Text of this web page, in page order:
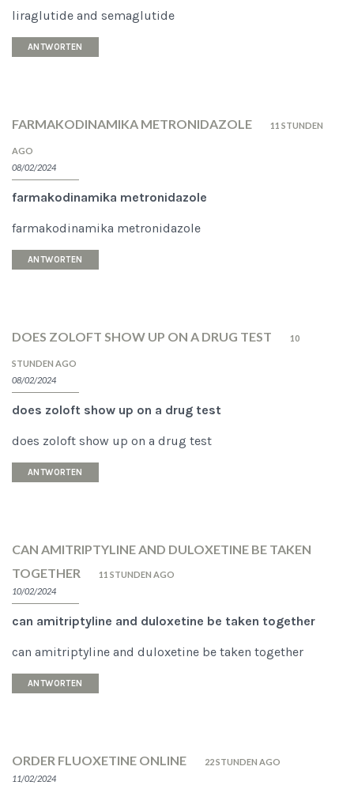
liraglutide and semaglutide
ANTWORTEN
FARMAKODINAMIKA METRONIDAZOLE 11 STUNDEN
AGO
08/02/2024
farmakodinamika metronidazole
farmakodinamika metronidazole
ANTWORTEN
DOES ZOLOFT SHOW UP ON A DRUG TEST 10
STUNDEN AGO
08/02/2024
does zoloft show up on a drug test
does zoloft show up on a drug test
ANTWORTEN
CAN AMITRIPTYLINE AND DULOXETINE BE TAKEN
TOGETHER
11 STUNDEN AGO
10/02/2024
can amitriptyline and duloxetine be taken together
can amitriptyline and duloxetine be taken together
ANTWORTEN
ORDER FLUOXETINE ONLINE
22 STUNDEN AGO
11/02/2024